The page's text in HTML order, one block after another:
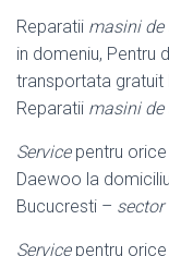
Reparatii masini de
in domeniu, Pentru
transportata gratuit
Reparatii masini de
Servicepentru
Daewoo la domiciliu.
Bucucresti – sector
Servicepentru